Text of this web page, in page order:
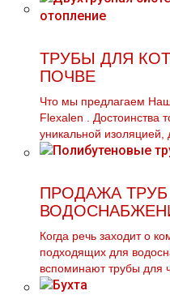
ТРУБЫ ДЛЯ
ПОЧВЕ
Что мы предлагаем
Flехalеn . Достоинства
уникальной изоляцией,
ПРОДАЖА
Когда речь заходит о
подходящих для
вспоминают тpубы для